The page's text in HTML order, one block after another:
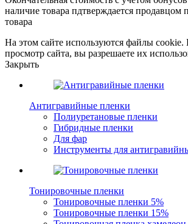
наличие товара пдтверждается продавцом
товара
На этом сайте используются файлы
просмотр сайта, вы разрешаете их
Закрыть
Антигравийные пленки
Полиуретановые пленки
Гибридные пленки
Для фар
Инструменты для
Тонировочные пленки
Тонировочные пленки 5%
Тонировочные пленки 15%